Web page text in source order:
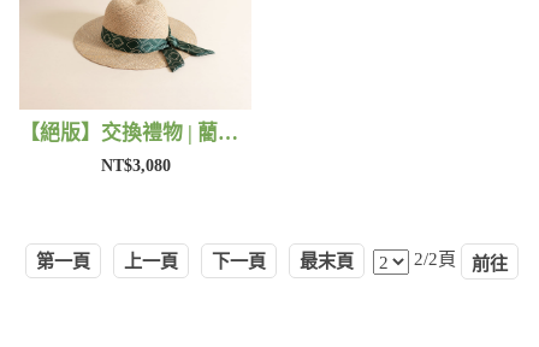
【絕版】交換禮物 | 藺子X好煩小姐
NT$3,080
第一頁 上一頁 下一頁 最末頁 2/2頁